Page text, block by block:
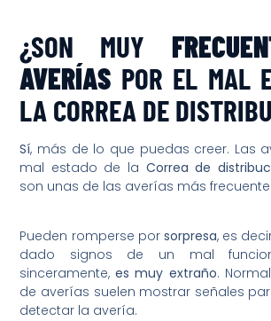
¿SON MUY
AVERÍAS POR EL MAL
LA CORREA DE
Sí, más de lo que puedas creer. Las
mal estado de la Correa de
son unas de las averías más
Pueden romperse por sorpresa, es
dado signos de un mal
sinceramente,es muy extraño.
de averías suelen mostrar señales
detectar la avería.